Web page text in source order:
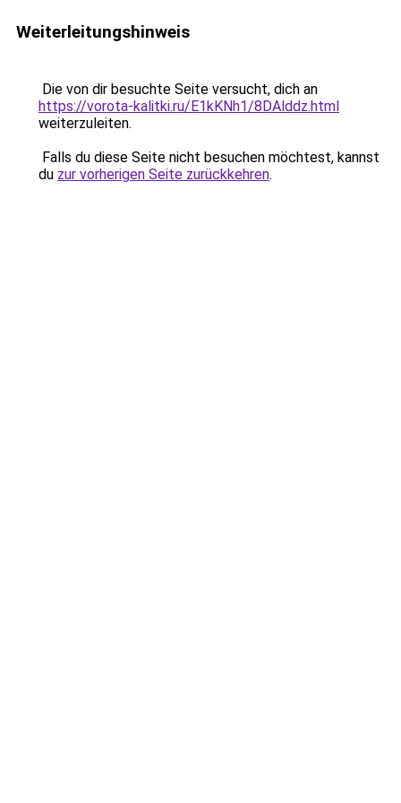
Weiterleitungshinweis
Die von dir besuchte Seite versucht, dich an
https://vorota-kalitki.ru/E1kKNh1/8DAlddz.html
weiterzuleiten.
Falls du diese Seite nicht besuchen möchtest, kannst
du zur vorherigen Seite zurückkehren.